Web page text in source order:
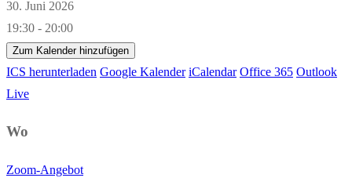
30. Juni 2026
19:30 - 20:00
Zum Kalender hinzufügen
ICS herunterladen Google Kalender iCalendar Office 365 Outlook
Live
Wo
Zoom-Angebot